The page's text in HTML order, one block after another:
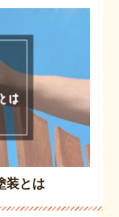
装とは